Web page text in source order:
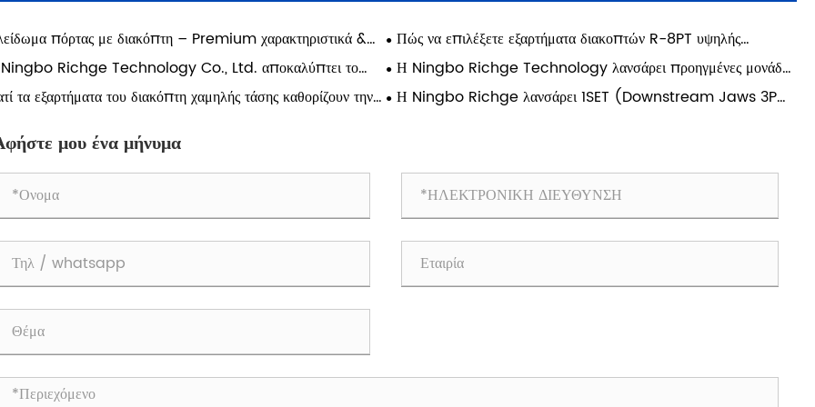
πόρτας με διακόπτη – Premium χαρακτηριστικά &
εφαρμογές πολλαπλών σεναρίων
Πώς να επιλέξετε εξαρτήματα διακοπτών R-8PT υψηλής
απόδοσης για έργα ντουλαπιών SIVACON 8PT;
Richge Technology Co., Ltd. αποκαλύπτει το
συρτάρι μονάδας διακοπτών και την υποστήριξη
3 φάσεων 630A – Ολοκληρωμένη ενδυνάμωση για
Η Ningbo Richge Technology λανσάρει προηγμένες μονάδες
συρταριών διακοπτών
τα εξαρτήματα του διακόπτη χαμηλής τάσης καθορίζουν την
Η Ningbo Richge λανσάρει 1SET (Downstream Jaws 3P
μου ένα μήνυμα